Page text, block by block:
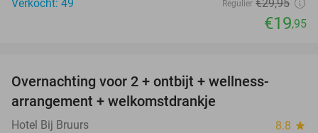
Verkocht: 49
Regulier €29,95
€19,95
Overnachting voor 2 + ontbijt + wellness-
arrangement + welkomstdrankje
Hotel Bij Bruurs 8.8 star